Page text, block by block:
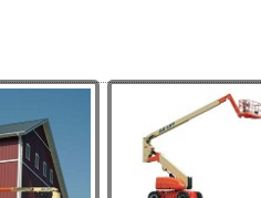
30/07/2026